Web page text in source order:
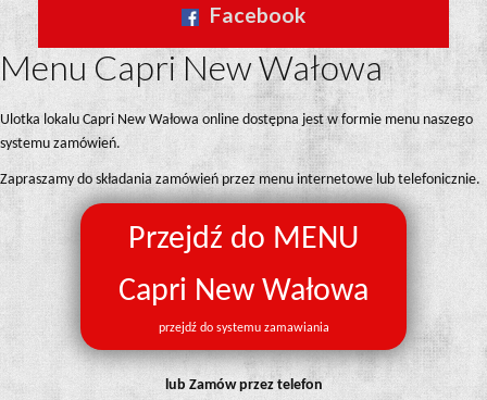
Facebook
Menu Capri New Wałowa
Ulotka lokalu Capri New Wałowa online dostępna jest w formie menu naszego
systemu zamówień.
Zapraszamy do składania zamówień przez menu internetowe lub telefonicznie.
Przejdź do MENU
Capri New Wałowa
przejdź do systemu zamawiania
lub Zamów przez telefon